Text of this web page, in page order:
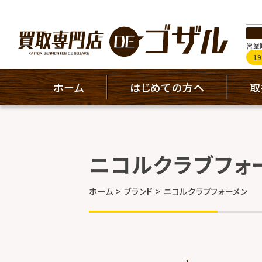
営
ホーム はじめての方へ
ニコルクラブフォ
ホーム ブランド ニコルクラブフォーメン